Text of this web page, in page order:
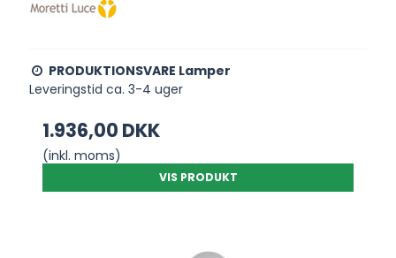
PRODUKTIONSVARE Lamper
Leveringstid ca. 3-4 uger
1.936,00 DKK
(inkl. moms)
VIS PRODUKT